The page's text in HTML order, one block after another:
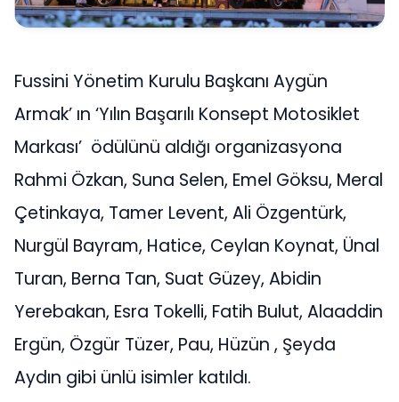
Fussini Yönetim Kurulu Başkanı Aygün
Armak’ ın ‘Yılın Başarılı Konsept Motosiklet
Markası’ ödülünü aldığı organizasyona
Rahmi Özkan, Suna Selen, Emel Göksu, Meral
Çetinkaya, Tamer Levent, Ali Özgentürk,
Nurgül Bayram, Hatice, Ceylan Koynat, Ünal
Turan, Berna Tan, Suat Güzey, Abidin
Yerebakan, Esra Tokelli, Fatih Bulut, Alaaddin
Ergün, Özgür Tüzer, Pau, Hüzün , Şeyda
Aydın gibi ünlü isimler katıldı.